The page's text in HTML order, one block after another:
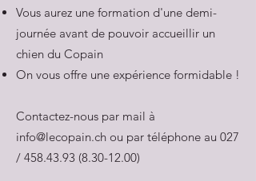
Vous aurez une formation d'une demi-
journée avant de pouvoir accueillir un
chien du Copain
On vous offre une expérience formidable !
Contactez-nous par mail à
info@lecopain.ch ou par téléphone au 027
/ 458.43.93 (8.30-12.00)